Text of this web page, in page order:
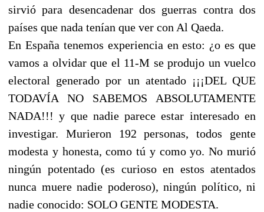
sirvió para desencadenar dos guerras contra dos
países que nada tenían que ver con Al Qaeda.
En España tenemos experiencia en esto: ¿o es que
vamos a olvidar que el 11-M se produjo un vuelco
electoral generado por un atentado ¡¡¡DEL QUE
TODAVÍA NO SABEMOS ABSOLUTAMENTE
NADA!!! y que nadie parece estar interesado en
investigar. Murieron 192 personas, todos gente
modesta y honesta, como tú y como yo. No murió
ningún potentado (es curioso en estos atentados
nunca muere nadie poderoso), ningún político, ni
nadie conocido: SOLO GENTE MODESTA.